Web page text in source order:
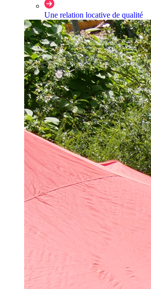
Une relation locative de qualité